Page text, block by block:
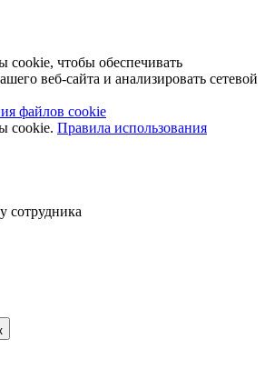
чтобы обеспечивать
веб-сайта и анализировать сетевой
файлов cookie
cookie. Правила использования
сотрудника